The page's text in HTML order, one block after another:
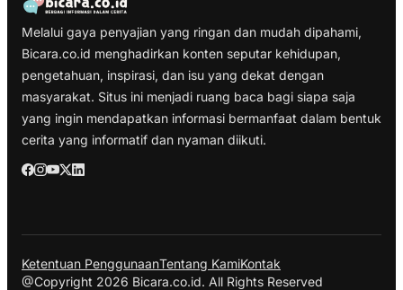
Melalui gaya penyajian yang ringan dan mudah dipahami,
Bicara.co.id menghadirkan konten seputar kehidupan,
pengetahuan, inspirasi, dan isu yang dekat dengan
masyarakat. Situs ini menjadi ruang baca bagi siapa saja
yang ingin mendapatkan informasi bermanfaat dalam bentuk
cerita yang informatif dan nyaman diikuti.
Ketentuan PenggunaanTentang KamiKontak
@Copyright 2026 Bicara.co.id. All Rights Reserved